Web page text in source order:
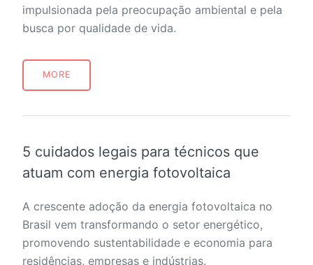
impulsionada pela preocupação ambiental e pela
busca por qualidade de vida.
MORE
5 cuidados legais para técnicos que
atuam com energia fotovoltaica
A crescente adoção da energia fotovoltaica no
Brasil vem transformando o setor energético,
promovendo sustentabilidade e economia para
residências, empresas e indústrias.